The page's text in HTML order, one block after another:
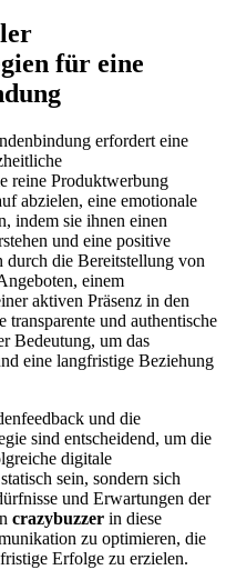
für eine
erfordert eine
reine Produktwerbung
abzielen, eine emotionale
indem sie ihnen einen
und eine positive
durch die Bereitstellung von
einem
aktiven Präsenz in den
und authentische
Bedeutung, um das
eine langfristige Beziehung
und die
sind entscheidend, um die
digitale
sein, sondern sich
und Erwartungen der
crazybuzzer in diese
zu optimieren, die
Erfolge zu erzielen.